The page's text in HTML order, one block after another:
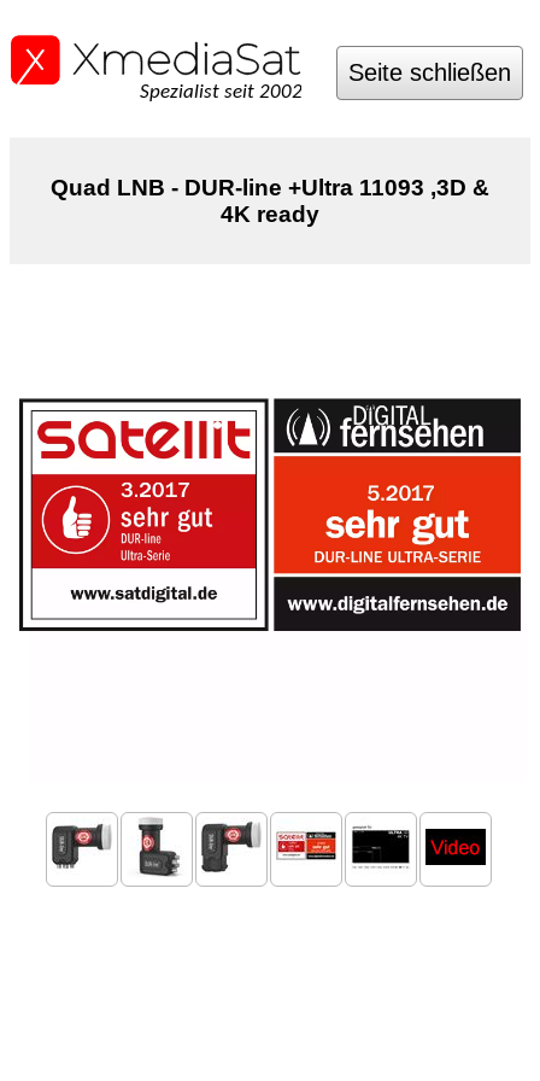
Spezialist seit 2002
Seite schließen
Quad LNB - DUR-line +Ultra 11093 ,3D &
4K ready